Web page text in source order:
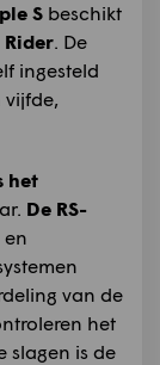
S beschikt
Rider. De
ingesteld
vijfde,
het
De RS-
en
van de
het
slagen is de